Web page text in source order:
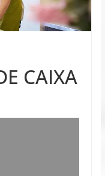
CAIXA